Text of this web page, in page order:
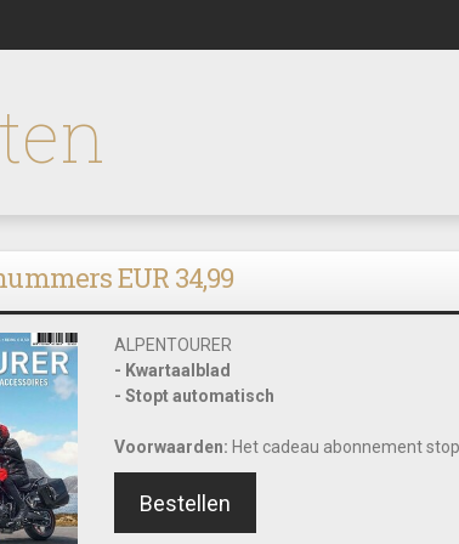
EUR 34,99
ALPENTOURER
- Kwartaalblad
- Stopt automatisch
Voorwaarden: Het cadeau abonnement
Bestellen